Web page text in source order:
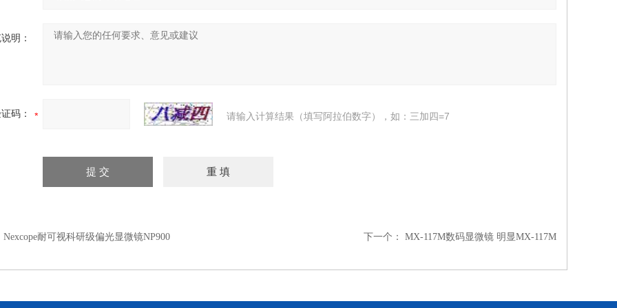
明：
码： 请输入计算结果（填写阿拉伯数字），如：三加四=7
Nexcope耐可视科研级偏光显微镜NP900 下一个： MX-117M数码显微镜 明显MX-117M